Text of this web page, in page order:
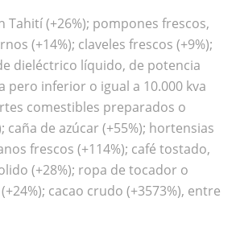
Tahití (+26%); pompones frescos,
(+14%); claveles frescos (+9%);
dieléctrico líquido, de potencia
pero inferior o igual a 10.000 kva
comestibles preparados o
caña de azúcar (+55%); hortensias
frescos (+114%); café tostado,
(+28%); ropa de tocador o
cacao crudo (+3573%), entre